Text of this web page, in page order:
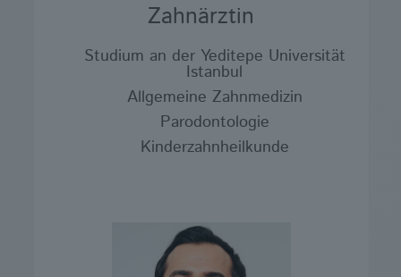
Zahnärztin
Studium an der Yeditepe Universität
Istanbul
Allgemeine Zahnmedizin
Parodontologie
Kinderzahnheilkunde